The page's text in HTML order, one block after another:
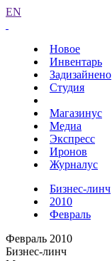
EN
Новое
Инвентарь
Задизайнено
Студия
Магазинус
Медиа
Экспресс
Иронов
Журналус
Бизнес-линч
2010
Февраль
Февраль 2010
Бизнес-линч